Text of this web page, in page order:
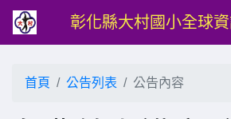
彰化縣大村國小全球資
首頁 公告列表 公告內容